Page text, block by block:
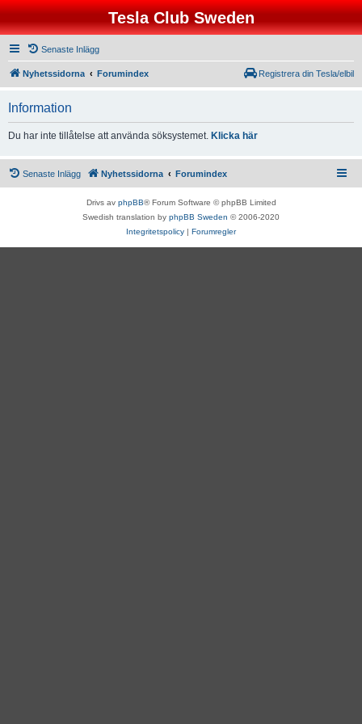
Tesla Club Sweden
Senaste Inlägg
Nyhetssidorna Forumindex Registrera din Tesla/elbil
Information
Du har inte tillåtelse att använda söksystemet. Klicka här
Senaste Inlägg Nyhetssidorna Forumindex
Drivs av phpBB® Forum Software © phpBB Limited
Swedish translation by phpBB Sweden © 2006-2020
Integritetspolicy | Forumregler